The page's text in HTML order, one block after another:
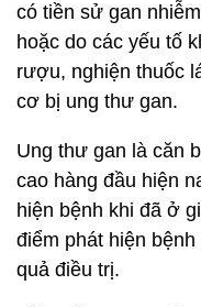
có tiền sử gan
hoặc do các yếu tố
rượu, nghiện thuốc
cơ bị ung thư gan.
Ung thư gan là căn
cao hàng đầu hiện
hiện bệnh khi đã ở
điểm phát hiện
quả điều trị.